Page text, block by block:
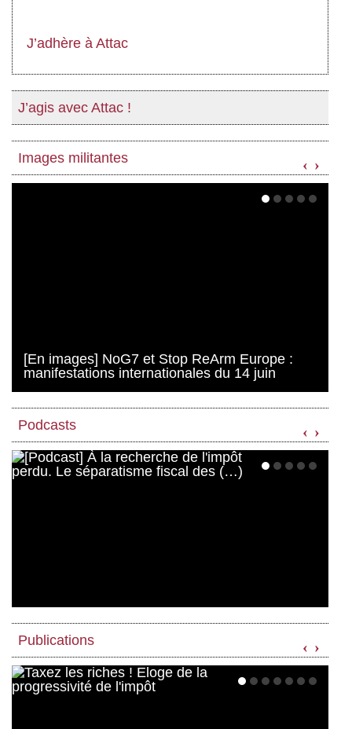
J’adhère à Attac
J’agis avec Attac !
Images militantes
[En images] NoG7 et Stop ReArm Europe :
manifestations internationales du 14 juin
‹ ›
Podcasts ‹ ›
Publications ‹ ›